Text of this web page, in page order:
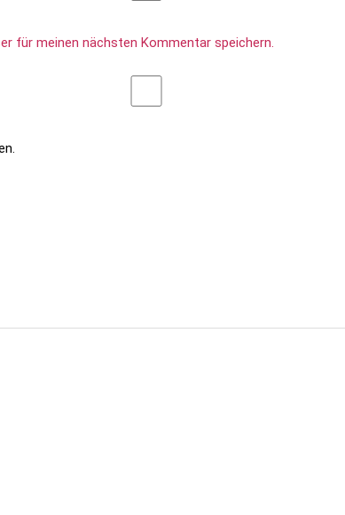
für meinen nächsten Kommentar speichern.